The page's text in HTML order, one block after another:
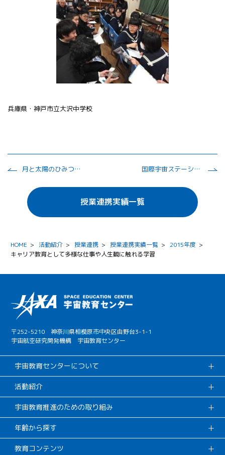
兵庫県・神戸市立大沢中学校
月と太陽のひみつをさぐろう 国際宇宙ステーションとは何か？
授業連携実績一覧
HOME > 活動紹介 > 授業連携 > 授業連携実績一覧 > 2015年度 >
キャリア教育として多様な仕事や人生観に触れる学習
〒252-5210 神奈川県相模原市中央区由野台3-1-1
宇宙航空研究開発機構 宇宙教育センター
宇宙教育センターについて
活動紹介
宇宙教育推進のための取り組み
年齢から探す
教育コンテンツ